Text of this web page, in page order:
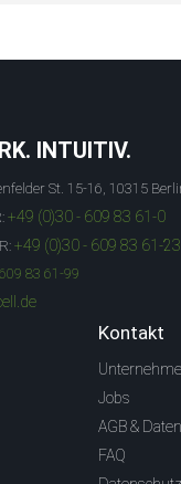
INTUITIV.
St. 15-16, 10315
+49 (0)30 - 609 83 61-0
+49 (0)30 - 609 83 61-23
83 61-99
Kontakt
Jobs
AGB &
FAQ